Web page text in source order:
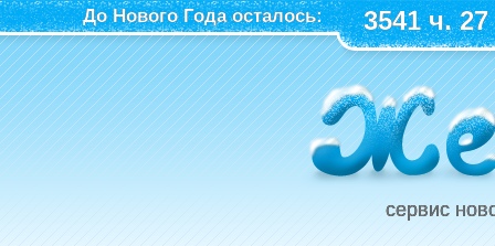
До Нового Года осталось: 3541 ч.
сервис